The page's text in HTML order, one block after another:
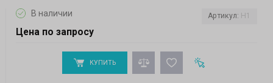
В наличии
Цена по запросу
Артикул: H1
КУПИТЬ